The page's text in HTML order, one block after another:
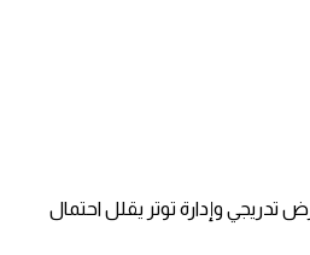
تدريجي وإدارة توتر يقلل احتمال